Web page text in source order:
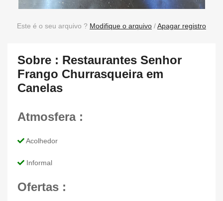
Este é o seu arquivo ? Modifique o arquivo /Apagar registro
Sobre : Restaurantes Senhor
Frango Churrasqueira em
Canelas
Atmosfera :
Acolhedor
Informal
Ofertas :